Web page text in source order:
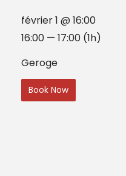
février 1 @ 16:00
16:00 — 17:00 (1h)
Geroge
Book Now